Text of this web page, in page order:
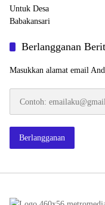
Berlangganan
Masukkan alamat email
emailaku@gmail.com
Berlangganan